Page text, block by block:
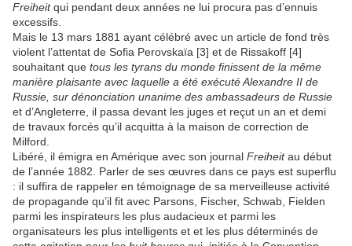
Freiheitqui pendant deux années ne lui procura pas d’ennuis
excessifs.
Mais le 13 mars 1881 ayant célébré avec un article de fond très
violent l’attentat de Sofia Perovskaïa [3] et de Rissakoff [4]
souhaitant que tous les tyrans du monde finissent de la même
manière plaisante avec laquelle a été exécuté Alexandre II de
Russie, sur dénonciation unanime des ambassadeurs de Russie
et d’Angleterre, il passa devant les juges et reçut un an et demi
de travaux forcés qu’il acquitta à la maison de correction de
Milford.
Libéré, il émigra en Amérique avec son journal Freiheitau début
de l’année 1882. Parler de ses œuvres dans ce pays est superflu
: il suffira de rappeler en témoignage de sa merveilleuse activité
de propagande qu’il fit avec Parsons, Fischer, Schwab, Fielden
parmi les inspirateurs les plus audacieux et parmi les
organisateurs les plus intelligents et et les plus déterminés de